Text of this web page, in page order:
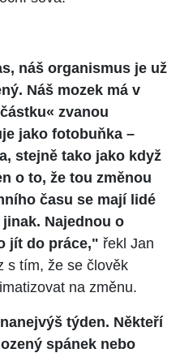
náš organismus je už
Náš mozek má v
zvanou
jako fotobuňka –
stejně tako jako když
o to, že tou změnou
času se mají lidé
Najednou o
jít do práce," řekl Jan
s tím, že se člověk
na změnu.
týden. Někteří
spánek nebo